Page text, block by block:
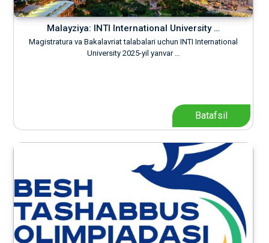
Malayziya: INTI International University …
Magistratura va Bakalavriat talabalari uchun INTI International
University 2025-yil yanvar …
Batafsil